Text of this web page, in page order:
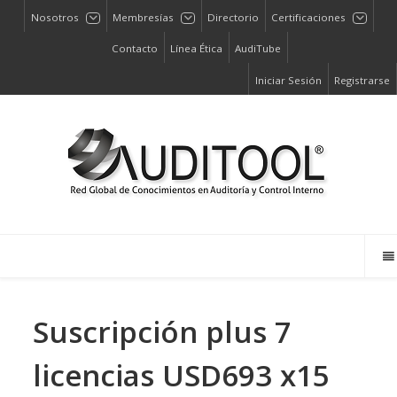
Nosotros Membresías Directorio Certificaciones
Contacto Línea Ética AudiTube
Iniciar Sesión Registrarse
Suscripción plus 7
licencias USD693 x15